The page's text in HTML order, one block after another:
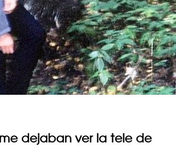
dejaban ver la tele de